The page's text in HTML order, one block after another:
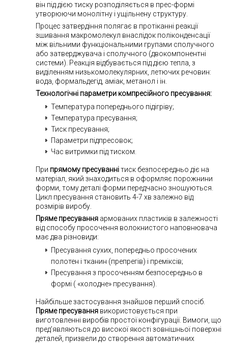
він під дією тиску розподіляється в прес-формі
утворюючи монолітну і ущільнену структуру.
Процес затвердіння полягає в протіканні реакції
зшивання макромолекул внаслідок поліконденсації
між вільними функціональними групами сполучного
або затверджувача і сполучного (двокомпонентні
системи). Реакція відбувається під дією тепла, з
виділенням низькомолекулярних, летючих речовин:
вода, формальдегід, аміак, метанол і ін.
Технологічні параметри компресійного пресування:
Температура попереднього підігріву;
Температура пресування;
Тиск пресування;
Параметри підпресовок;
Час витримки під тиском.
При прямому пресуваннітиск безпосередньо діє на
матеріал, який знаходиться в оформляє порожнини
форми, тому деталі форми передчасно зношуються.
Цикл пресування становить 4-7 хв залежно від
розмірів виробу.
Пряме пресування армованих пластиків в залежності
від способу просочення волокнистого наповнювача
має два різновиди:
Пресування сухих, попередньо просочених
полотен і тканин (препрегів) і преміксів;
Пресування з просоченням безпосередньо в
формі ( «холодне» пресування).
Найбільше застосування знайшов перший спосіб.
Пряме пресування використовується при
виготовленні виробів простої конфігурації. Вимоги, що
пред’являються до високої якості зовнішньої поверхні
деталей, призвели до створення автоматичних